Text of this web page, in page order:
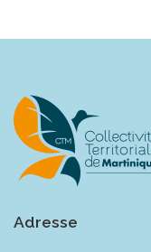
Adresse